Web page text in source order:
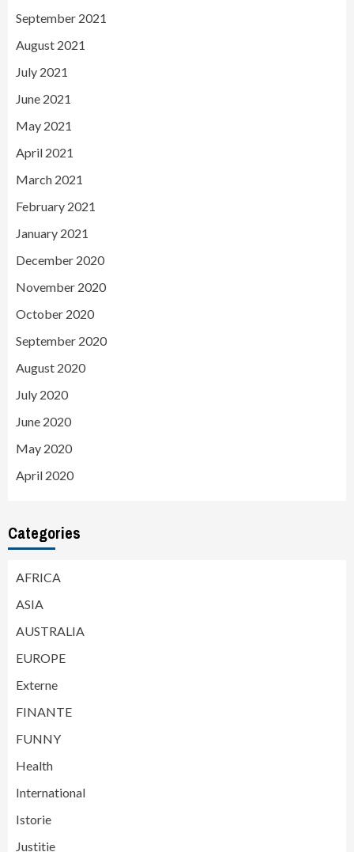
September 2021
August 2021
July 2021
June 2021
May 2021
April 2021
March 2021
February 2021
January 2021
December 2020
November 2020
October 2020
September 2020
August 2020
July 2020
June 2020
May 2020
April 2020
Categories
AFRICA
ASIA
AUSTRALIA
EUROPE
Externe
FINANTE
FUNNY
Health
International
Istorie
Justitie